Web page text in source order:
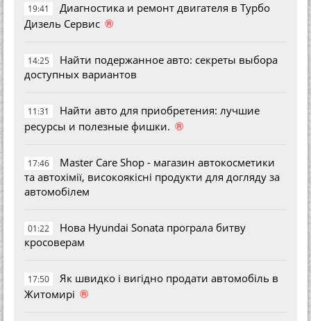
19:41
Диагностика и ремонт двигателя в Турбо
Дизель Сервис ®
14:25
Найти подержанное авто: секреты выбора
доступных вариантов
11:31
Найти авто для приобретения: лучшие
ресурсы и полезные фишки. ®
17:46
Master Care Shop - магазин автокосметики
та автохімії, високоякісні продукти для догляду за
автомобілем
01:22
Нова Hyundai Sonata програла битву
кросоверам
17:50
Як швидко і вигідно продати автомобіль в
Житомирі ®